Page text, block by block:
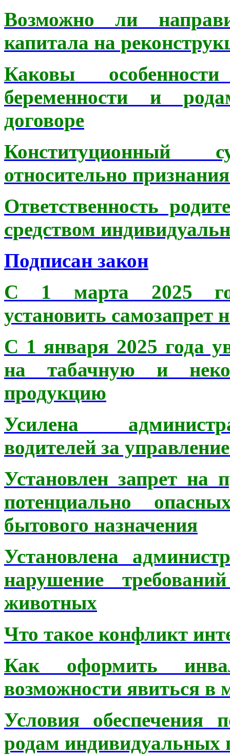
Возможно ли
капитала на
Каковы
беременности и
договоре
Конституционный
относительно
Ответственность
средством
Подписан закон
С 1 марта 2025
установить самозапрет
С 1 января 2025 года
на табачную и
продукцию
Усилена
водителей за
Установлен запрет на
потенциально
бытового назначения
Установлена
нарушение
животных
Что такое конфликт
Как оформить
возможности явиться в
Условия обеспечения
родам индивидуальных